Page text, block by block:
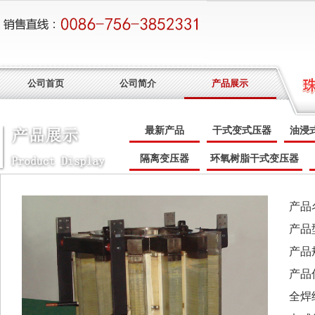
公司首页 公司简介 产品展示
最新产品 干式变式压器 油浸
隔离变压器 环氧树脂干式变压器
产品
产品
产品
产品
全焊